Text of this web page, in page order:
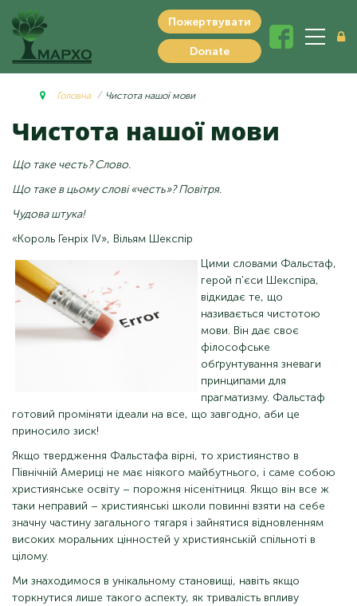
Пожертвувати
Donate
Головна Чистота нашої мови
Чистота нашої мови
Що таке честь? Слово.
Що таке в цьому слові «честь»? Повітря.
Чудова штука!
«Король Генріх IV», Вільям Шекспір
Цими словами Фальстаф,
герой п'єси Шекспіра,
відкидає те, що
називається чистотою
мови. Він дає своє
філософське
обґрунтування зневаги
принципами для
прагматизму. Фальстаф
готовий проміняти ідеали на все, що завгодно, аби це
приносило зиск!
Якщо твердження Фальстафа вірні, то християнство в
Північній Америці не має ніякого майбутнього, і саме собою
християнське освіту – порожня нісенітниця. Якщо він все ж
таки неправий – християнські школи повинні взяти на себе
значну частину загального тягаря і зайнятися відновленням
високих моральних цінностей у християнській спільноті в
цілому.
Ми знаходимося в унікальному становищі, навіть якщо
торкнутися лише такого аспекту, як тривалість впливу